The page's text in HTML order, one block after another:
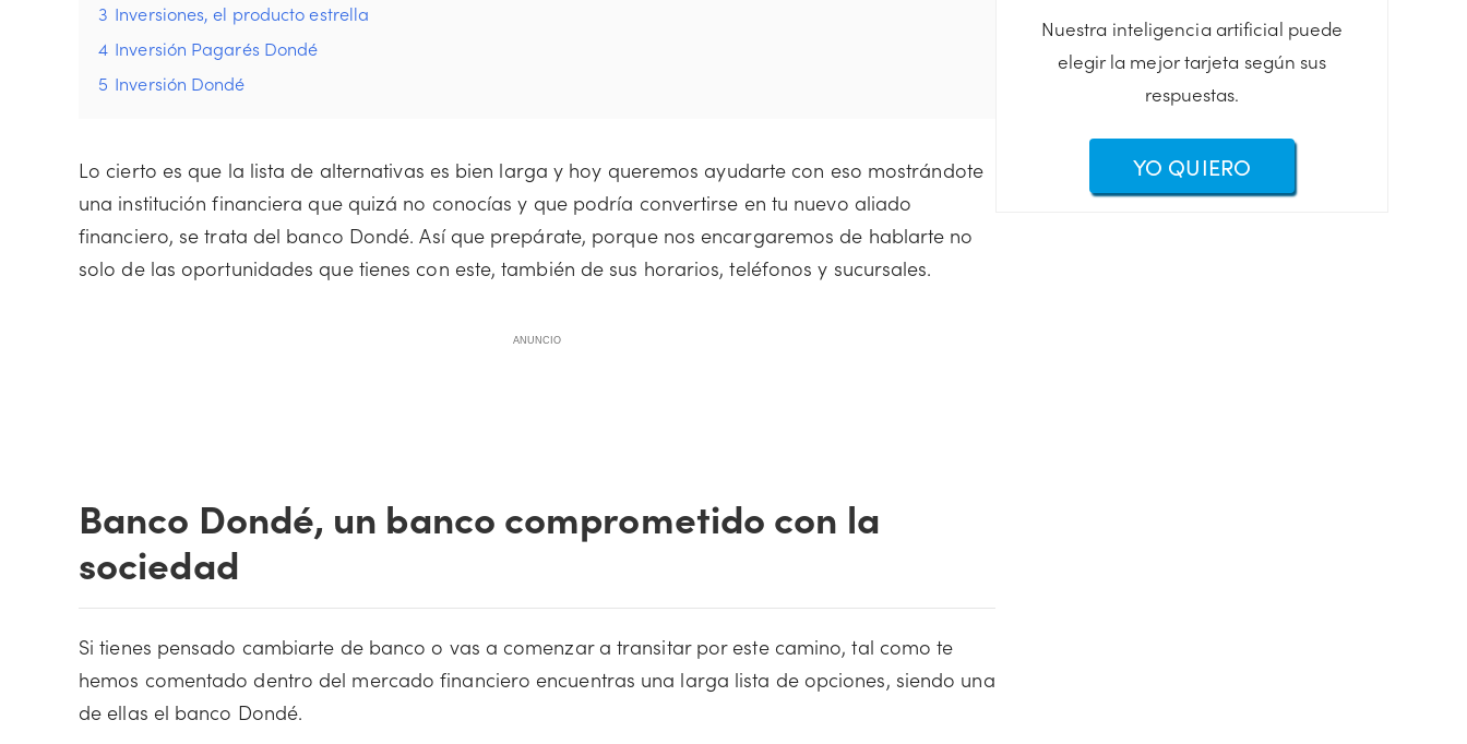
3 Inversiones, el producto estrella
4 Inversión Pagarés Dondé
5 Inversión Dondé
Lo cierto es que la lista de alternativas es bien larga y hoy queremos ayudarte con eso mostrándote
una institución financiera que quizá no conocías y que podría convertirse en tu nuevo aliado
financiero, se trata del banco Dondé. Así que prepárate, porque nos encargaremos de hablarte no
solo de las oportunidades que tienes con este, también de sus horarios, teléfonos y sucursales.
ANUNCIO
Banco Dondé, un banco comprometido con la
sociedad
Si tienes pensado cambiarte de banco o vas a comenzar a transitar por este camino, tal como te
hemos comentado dentro del mercado financiero encuentras una larga lista de opciones, siendo una
de ellas el banco Dondé.
Nuestra inteligencia artificial puede
elegir la mejor tarjeta según sus
respuestas.
YO QUIERO